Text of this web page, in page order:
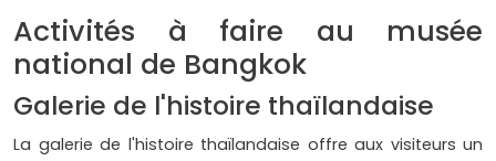
Activités à faire au musée
national de Bangkok
Galerie de l'histoire thaïlandaise
La galerie de l'histoire thaïlandaise offre aux visiteurs un